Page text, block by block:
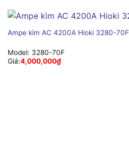
Ampe kìm AC 4200A Hioki 3280-70F
Model: 3280-70F
Giá:4,000,000₫